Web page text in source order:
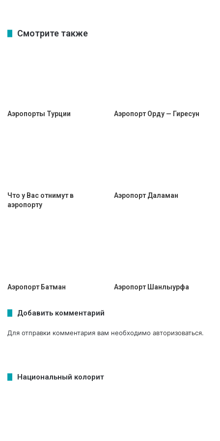
Смотрите также
Аэропорты Турции Аэропорт Орду — Гиресун
Что у Вас отнимут в
аэропорту
Аэропорт Даламан
Аэропорт Батман Аэропорт Шанлыурфа
Добавить комментарий
Для отправки комментария вам необходимо авторизоваться.
Национальный колорит